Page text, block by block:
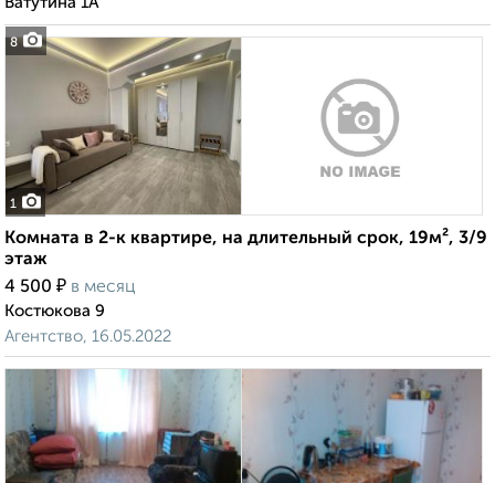
8
1
Комната в 2-к квартире, на длительный срок, 19м², 3/9
этаж
4 500 ₽ в месяц
Костюкова 9
Агентство, 16.05.2022